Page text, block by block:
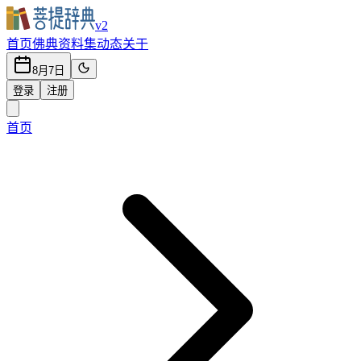
v2
首页佛典资料集动态关于
8月7日
登录
注册
首页